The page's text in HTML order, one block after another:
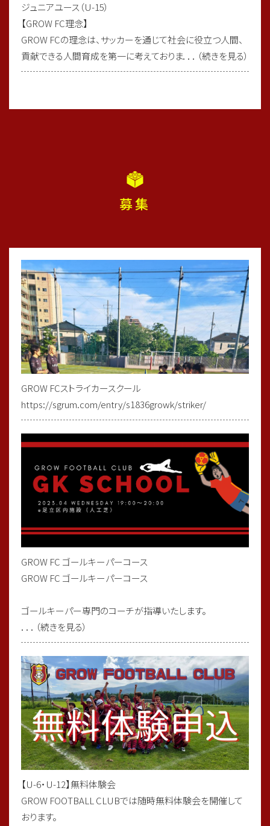
6年生の皆さんおめでとう御座います😊
対戦して頂きましたチームの皆様、大会を運営して頂きました
関係者の皆様、大変ありがとうございました。
4年生足立区学年大会優勝🏆 &準優勝🏆
場所：足立区千住スポーツ公園
GROW FCA
🏆優勝🏆
※2年連続優勝！！
GROW FC B
🏆準優勝🏆
決勝はGROW同士の対決！
4年生の皆さんおめでとう御座います😊
対戦して頂きましたチームの皆様、大会を運営して頂きました
関係者の皆様、大変ありがとうございました。
#レジスタfc
#長谷川太郎
#tre2030strikerproject
#足立区西新井
#足立区少年サッカーチーム
ジュニアユース（U-15）
【GROW FC理念】
GROW FCの理念は、サッカーを通じて社会に役立つ人間、
貢献できる人間育成を第一に考えておりま．．．（続きを見る）
募集
GROW FCストライカースクール
https://sgrum.com/entry/s1836growk/striker/
GROW FC ゴールキーパーコース
GROW FC ゴールキーパーコース
ゴールキーパー専門のコーチが指導いたします。
．．．（続きを見る）
【U-6・U-12】無料体験会
GROW FOOTBALL CLUBでは随時無料体験会を開催して
おります。